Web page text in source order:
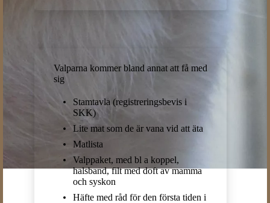
Valparna kommer bland annat att få med
sig
Stamtavla (registreringsbevis i
SKK)
Lite mat som de är vana vid att äta
Matlista
Valppaket, med bl a koppel,
halsband, filt med doft av mamma
och syskon
Häfte med råd för den första tiden i